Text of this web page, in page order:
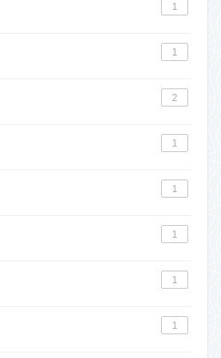
1
1
2
1
1
1
1
1